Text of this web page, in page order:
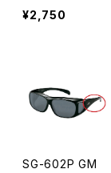
-604PCS] シリ
ーズ対応 パーツ
¥2,750
SG-602P GM